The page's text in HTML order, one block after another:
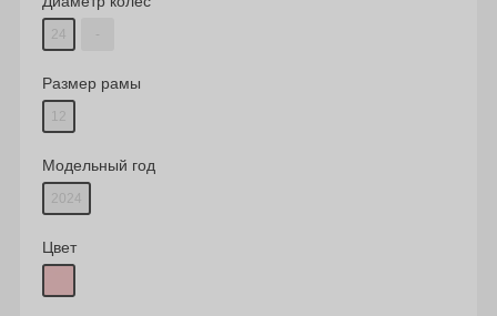
24 -
Размер рамы
12
Модельный год
2024
Цвет